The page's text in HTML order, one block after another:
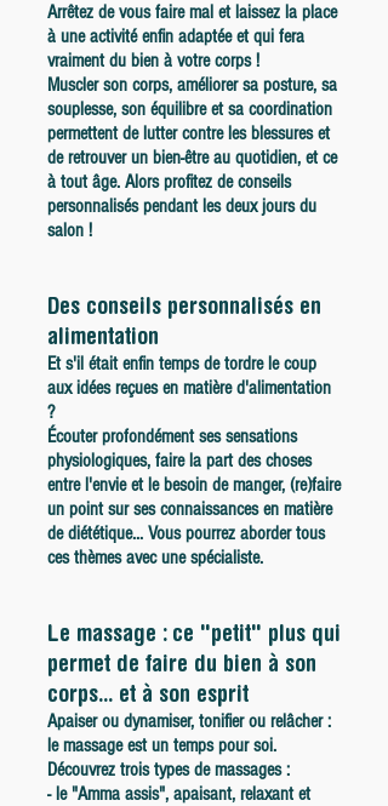
Arrêtez de vous faire mal et laissez la place
à une activité enfin adaptée et qui fera
vraiment du bien à votre corps !
Muscler son corps, améliorer sa posture, sa
souplesse, son équilibre et sa coordination
permettent de lutter contre les blessures et
de retrouver un bien-être au quotidien, et ce
à tout âge. Alors profitez de conseils
personnalisés pendant les deux jours du
salon !
Des conseils personnalisés en
alimentation
Et s'il était enfin temps de tordre le coup
aux idées reçues en matière d'alimentation
?
Écouter profondément ses sensations
physiologiques, faire la part des choses
entre l'envie et le besoin de manger, (re)faire
un point sur ses connaissances en matière
de diététique... Vous pourrez aborder tous
ces thèmes avec une spécialiste.
Le massage : ce "petit" plus qui
permet de faire du bien à son
corps... et à son esprit
Apaiser ou dynamiser, tonifier ou relâcher :
le massage est un temps pour soi.
Découvrez trois types de massages :
- le "Amma assis", apaisant, relaxant et